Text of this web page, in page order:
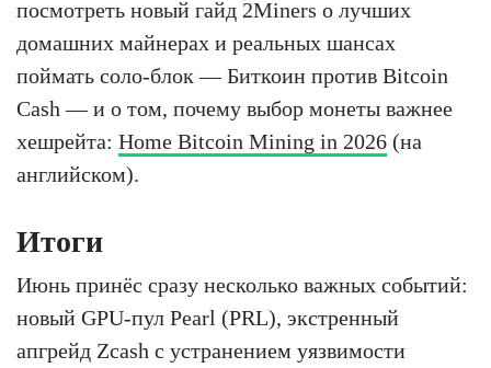
посмотреть новый гайд 2Miners о лучших
домашних майнерах и реальных шансах
поймать соло-блок — Биткоин против Bitcoin
Cash — и о том, почему выбор монеты важнее
хешрейта: Home Bitcoin Mining in 2026 (на
английском).
Итоги
Июнь принёс сразу несколько важных событий:
новый GPU-пул Pearl (PRL), экстренный
апгрейд Zcash с устранением уязвимости